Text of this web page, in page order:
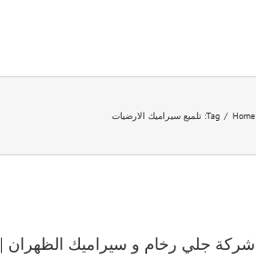
Home
/
Tag: تلميع سيراميك الارضيات
شركة جلي رخام و سيراميك الظهران |0553960210 | ارخص الاسعار